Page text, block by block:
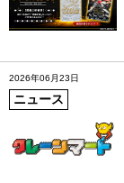
2026年06月23日
ニュース